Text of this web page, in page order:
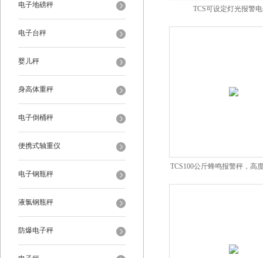
电子地磅秤
电子台秤
婴儿秤
身高体重秤
电子倒桶秤
便携式轴重仪
电子钢瓶秤
液氯钢瓶秤
防爆电子秤
TCS可设定灯光报警
TCS100公斤蜂鸣报警秤，高
电子台秤